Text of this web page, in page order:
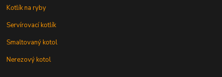
Kotlík na ryby
Servírovací kotlík
Smaltovaný kotol
Nerezový kotol